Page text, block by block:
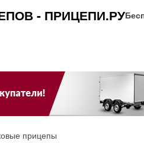
- ПРИЦЕПИ.РУ
прицепы